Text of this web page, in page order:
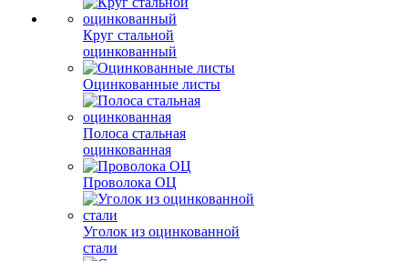
Круг стальной
оцинкованный
Оцинкованные листы
Полоса стальная
оцинкованная
Проволока ОЦ
Уголок из оцинкованной
стали